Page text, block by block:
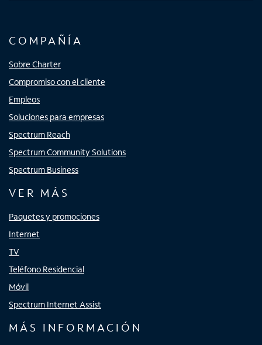
COMPAÑÍA
Sobre Charter
Compromiso con el cliente
Empleos
Soluciones para empresas
Spectrum Reach
Spectrum Community Solutions
Spectrum Business
VER MÁS
Paquetes y promociones
Internet
TV
Teléfono Residencial
Móvil
Spectrum Internet Assist
MÁS INFORMACIÓN